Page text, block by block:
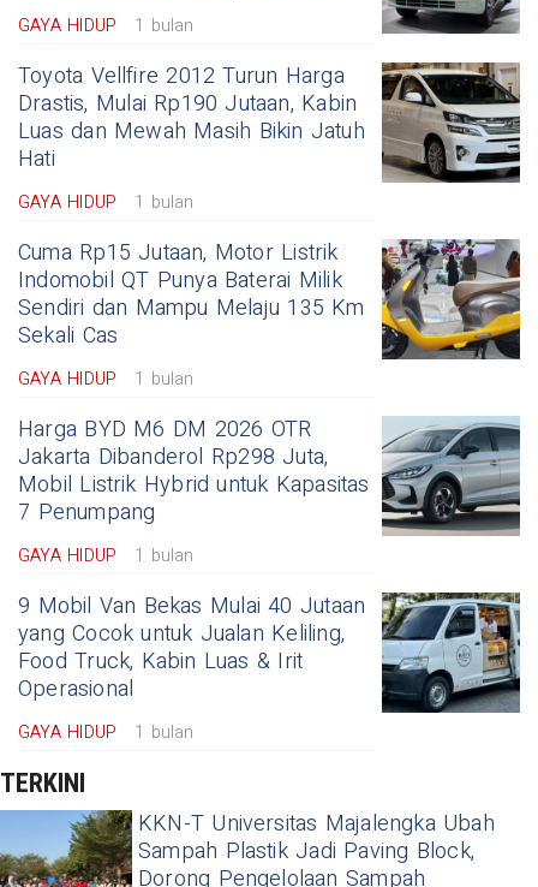
GAYA HIDUP 1 bulan
Toyota Vellfire 2012 Turun Harga
Drastis, Mulai Rp190 Jutaan, Kabin
Luas dan Mewah Masih Bikin Jatuh
Hati
GAYA HIDUP 1 bulan
Cuma Rp15 Jutaan, Motor Listrik
Indomobil QT Punya Baterai Milik
Sendiri dan Mampu Melaju 135 Km
Sekali Cas
GAYA HIDUP 1 bulan
Harga BYD M6 DM 2026 OTR
Jakarta Dibanderol Rp298 Juta,
Mobil Listrik Hybrid untuk Kapasitas
7 Penumpang
GAYA HIDUP 1 bulan
9 Mobil Van Bekas Mulai 40 Jutaan
yang Cocok untuk Jualan Keliling,
Food Truck, Kabin Luas & Irit
Operasional
GAYA HIDUP 1 bulan
TERKINI
KKN-T Universitas Majalengka Ubah
Sampah Plastik Jadi Paving Block,
Dorong Pengelolaan Sampah